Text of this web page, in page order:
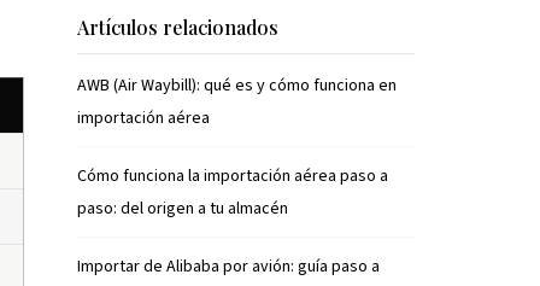
Artículos relacionados
AWB (Air Waybill): qué es y cómo funciona en
importación aérea
Cómo funciona la importación aérea paso a
paso: del origen a tu almacén
Importar de Alibaba por avión: guía paso a